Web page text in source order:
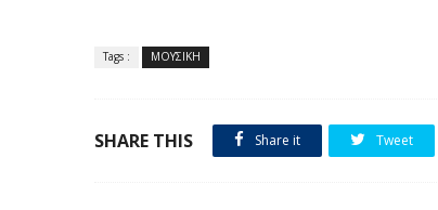
Tags : ΜΟΥΣΙΚΗ
SHARE THIS Share it Tweet